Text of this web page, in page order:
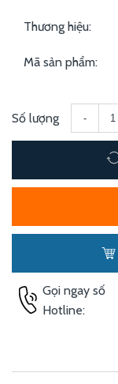
Thương hiệu:
Mã sản phẩm:
Số lượng -
Gọi ngay số
Hotline: